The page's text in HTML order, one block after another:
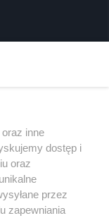
inne
dostęp i
oraz
przez
zapewniania